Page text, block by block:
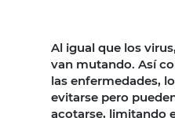
Al igual que los
van mutando. Así
las enfermedades,
evitarse pero
acotarse, limitando